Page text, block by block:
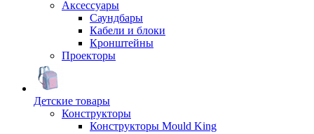
Аксессуары
Саундбары
Кабели и блоки
Кронштейны
Проекторы
Детские товары
Конструкторы
Конструкторы Mould King